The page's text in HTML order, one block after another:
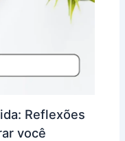
Reflexões
você